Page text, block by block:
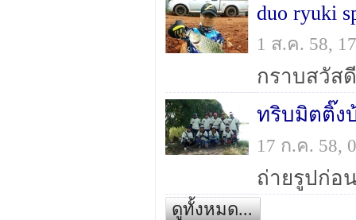
duo ryuki
1 ส.ค. 58,
ทริบมิตติ๊ง
17 ก.ค. 58,
ดูทั้งหมด...